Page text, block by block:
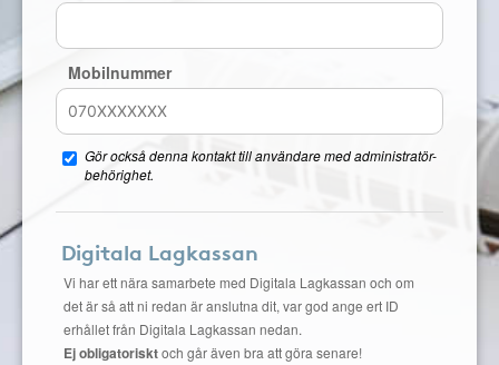
Mobilnummer
Gör också denna kontakt till användare med administratör-
behörighet.
Digitala Lagkassan
Vi har ett nära samarbete med Digitala Lagkassan och om
det är så att ni redan är anslutna dit, var god ange ert ID
erhållet från Digitala Lagkassan nedan.
Ej obligatorisktoch går även bra att göra senare!